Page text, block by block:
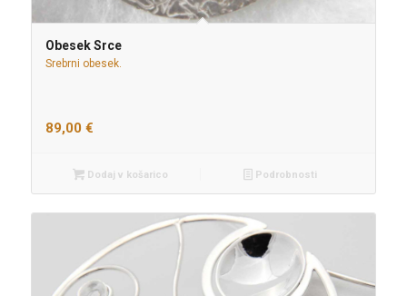
Obesek Srce
Srebrni obesek.
89,00 €
Dodaj v košarico Podrobnosti